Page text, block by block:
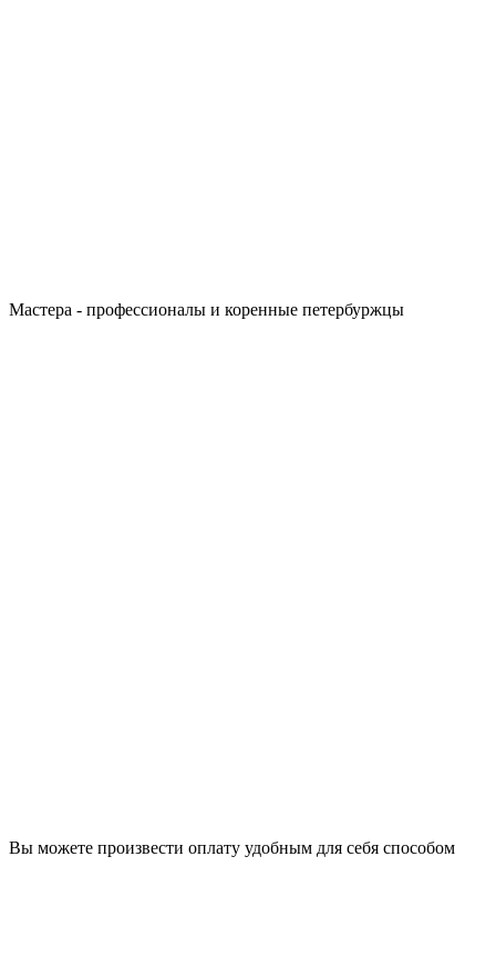
Мастера - профессионалы и коренные петербуржцы
Вы можете произвести оплату удобным для себя способом